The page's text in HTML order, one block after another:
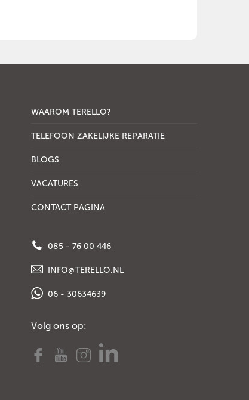
WAAROM TERELLO?
TELEFOON ZAKELIJKE REPARATIE
BLOGS
VACATURES
CONTACT PAGINA
085 - 76 00 446
INFO@TERELLO.NL
06 - 30634639
Volg ons op: